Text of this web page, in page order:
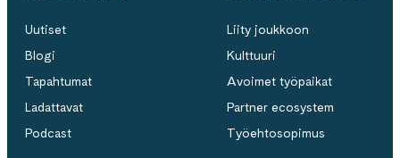
Uutiset
Blogi
Tapahtumat
Ladattavat
Podcast
Liity joukkoon
Kulttuuri
Avoimet työpaikat
Partner ecosystem
Työehtosopimus